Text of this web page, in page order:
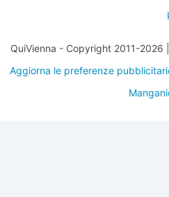
QuiVienna - Copyright 2011-2026 |
Aggiorna le preferenze